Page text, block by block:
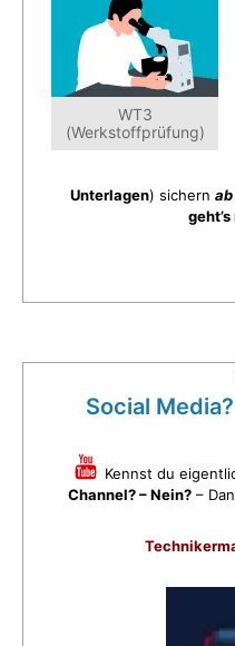
WT3
(Werkstoffprüfung)
Unterlagen) sichern ab
Social
Kennst du
Channel? – Nein?–